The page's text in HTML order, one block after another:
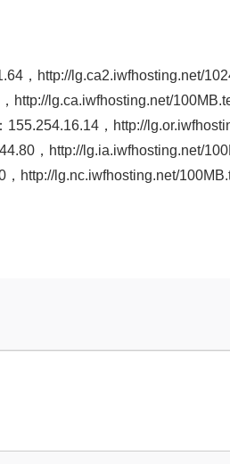
，http://lg.ca2.iwfhosting.net/
http://lg.ca.iwfhosting.net/
，http://
，http://lg.ia.iwfhosting.net/
http://lg.nc.iwfhosting.net/